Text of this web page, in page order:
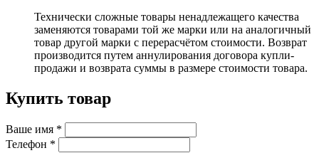
Технически сложные товары ненадлежащего качества
заменяются товарами той же марки или на аналогичный
товар другой марки с перерасчётом стоимости. Возврат
производится путем аннулирования договора купли-
продажи и возврата суммы в размере стоимости товара.
Купить товар
Ваше имя *
Телефон *